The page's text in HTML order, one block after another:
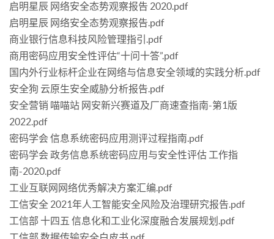
启明星辰 网络安全态势观察报告 2020.pdf
启明星辰 网络安全态势观察报告.pdf
商业银行信息科技风险管理指引.pdf
商用密码应用安全性评估“十问十答”.pdf
国内外行业标杆企业在网络与信息安全领域的实践分析.pdf
安全狗 云原生安全威胁分析报告.pdf
安全营销 喵喵站 网安新兴赛道及厂商速查指南-第1版
2022.pdf
密码学会 信息系统密码应用测评过程指南.pdf
密码学会 政务信息系统密码应用与安全性评估 工作指
南-2020.pdf
工业互联网网络优秀解决方案汇编.pdf
工信安全 2021年人工智能安全风险及治理研究报告.pdf
工信部 十四五 信息化和工业化深度融合发展规划.pdf